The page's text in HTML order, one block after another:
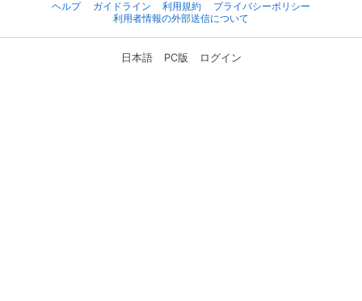
ヘルプ
ガイドライン 利用規約
プライバシーポリシー
利用者情報の外部送信について
日本語 PC版 ログイン